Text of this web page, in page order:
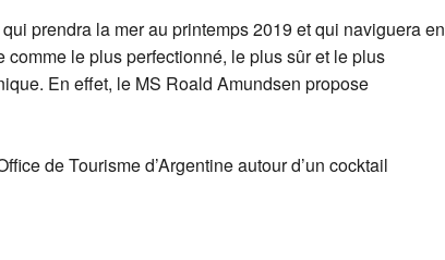
prendra la mer au printemps 2019 et qui naviguera en
le plus perfectionné, le plus sûr et le plus
En effet, le MS Roald Amundsen propose
de Tourisme d’Argentine autour d’un cocktail